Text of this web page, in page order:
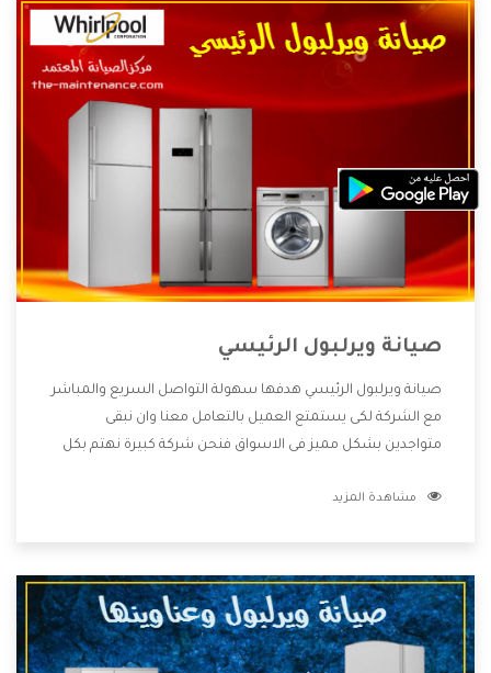
صيانة ويرلبول الرئيسي
صيانة ويرلبول الرئيسي هدفها سهولة التواصل السريع والمباشر
مع الشركة لكى يستمتع العميل بالتعامل معنا وان نبقى
متواجدين بشكل مميز فى الاسواق فنحن شركة كبيرة نهتم بكل
الشركة بها والتى تكون منها خدمة الصيانة التى تكون من أهم
وأقوى الأسعار التى تكون مناسبة لكثير من العملاء
مشاهدة المزيد